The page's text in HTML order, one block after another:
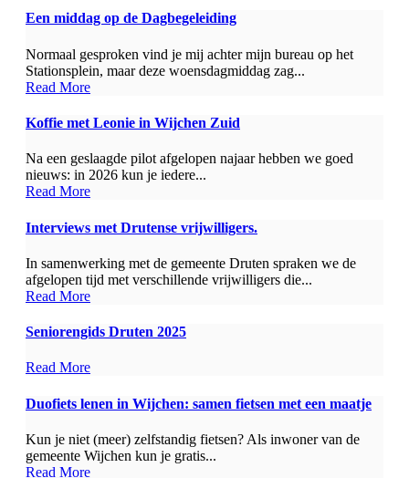
Een middag op de Dagbegeleiding
Normaal gesproken vind je mij achter mijn bureau op het
Stationsplein, maar deze woensdagmiddag zag...
Read More
Koffie met Leonie in Wijchen Zuid
Na een geslaagde pilot afgelopen najaar hebben we goed
nieuws: in 2026 kun je iedere...
Read More
Interviews met Drutense vrijwilligers.
In samenwerking met de gemeente Druten spraken we de
afgelopen tijd met verschillende vrijwilligers die...
Read More
Seniorengids Druten 2025
Read More
Duofiets lenen in Wijchen: samen fietsen met een maatje
Kun je niet (meer) zelfstandig fietsen? Als inwoner van de
gemeente Wijchen kun je gratis...
Read More